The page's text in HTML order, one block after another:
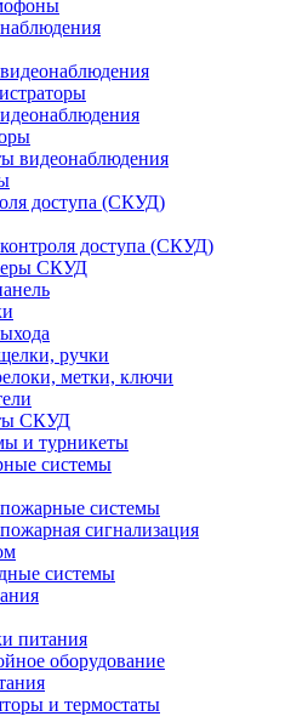
видеонаблюдения
доступа (СКУД)
доступа (СКУД)
СКУД
ручки
метки, ключи
СКУД
и турникеты
системы
системы
сигнализация
системы
питания
оборудование
и термостаты